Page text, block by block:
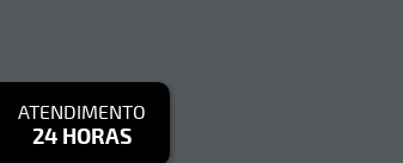
ATENDIMENTO
24 HORAS